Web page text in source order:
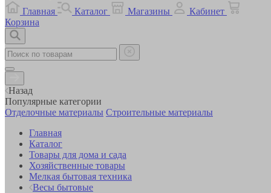
Главная
Каталог Магазины
Кабинет
Корзина
Назад
Популярные категории
Отделочные материалы Строительные материалы
Главная
Каталог
Товары для дома и сада
Хозяйственные товары
Мелкая бытовая техника
Весы бытовые